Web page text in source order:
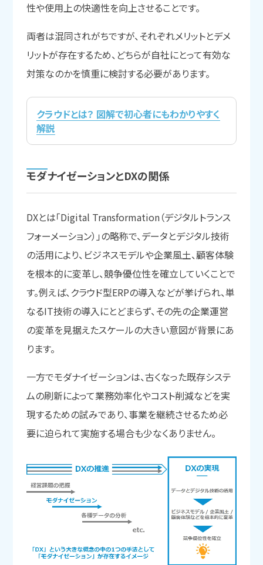
性や使用上の快適性を向上させることです。
両者は混同されがちですが、それぞれメリットとデメ
リットが存在するため、どちらが自社にとって有効な
対策なのかを慎重に検討する必要があります。
クラウドとは？ 図解で初心者にもわかりやすく
解説
モダナイゼーションとDXの関係
DXとは「Digital Transformation（デジタルトランス
フォーメーション）」の略称で、データとデジタル技術
の活用により、ビジネスモデルや企業風土、顧客体験
を根本的に変革し、競争優位性を確立していくことで
す。例えば、クラウド型ERPの導入などが挙げられ、単
なるIT技術の導入にとどまらず、その先の企業運営
の変革を見据えたスケールの大きい意図が背景にあ
ります。
一方でモダナイゼーションは、古くなった既存システ
ムの刷新によって業務効率化やコスト削減などを実
現するための試みであり、事業を継続させるため必
要に迫られて実施する場合も少なくありません。